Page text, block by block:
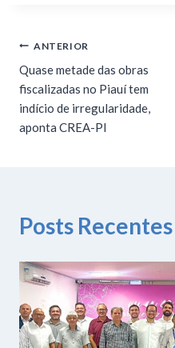
ANTERIOR
Quase metade das obras
fiscalizadas no Piauí tem
indício de irregularidade,
aponta CREA-PI
Posts Recentes